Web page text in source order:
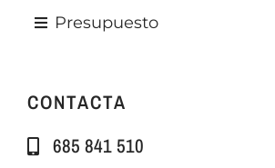
Presupuesto
CONTACTA
685 841 510